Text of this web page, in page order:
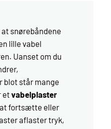
snørebåndene
lille vabel
Uanset om du
blot står mange
etvabelplaster
fortsætte eller
aflaster tryk,